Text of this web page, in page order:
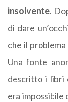
insolvente.
di dare
che il
Una fonte
descritto i libri
era impossibile